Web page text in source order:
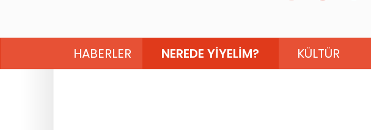
HABERLER NEREDE YIYELIM? KÜLTÜR